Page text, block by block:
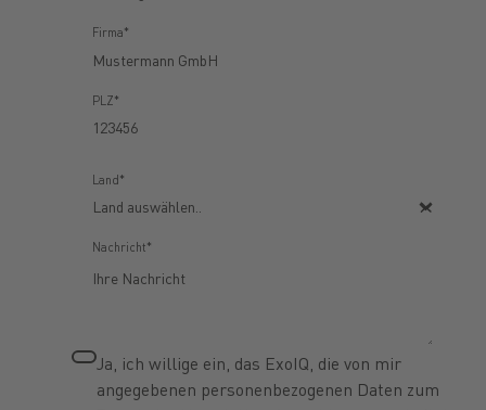
Firma*
PLZ*
Land*
Nachricht*
Ja, ich willige ein, das ExoIQ, die von mir
angegebenen personenbezogenen Daten zum